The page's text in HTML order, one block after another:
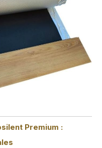
Premium :